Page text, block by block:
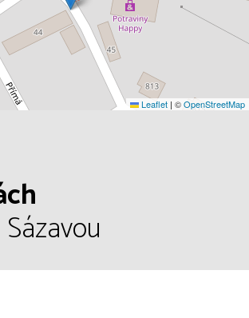
Leaflet | ©OpenStreetMap